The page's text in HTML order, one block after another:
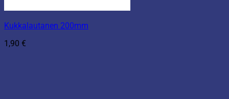
Kukkalautanen 200mm
1,90 €